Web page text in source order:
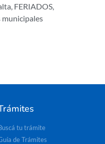
FERIADOS
municipales
tu trámite
de Trámites